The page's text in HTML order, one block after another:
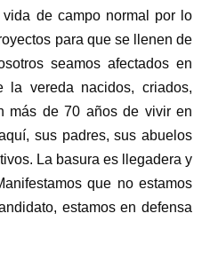
de campo normal por lo
para que se llenen de
seamos afectados en
la vereda nacidos, criados,
más de 70 años de vivir en
sus padres, sus abuelos
La basura es llegadera y
que no estamos
estamos en defensa